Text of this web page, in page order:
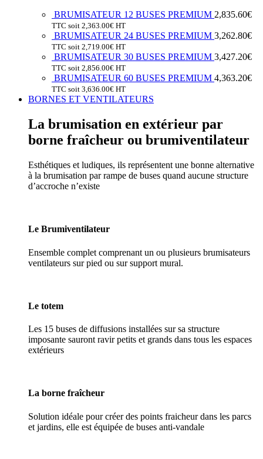
BRUMISATEUR 12 BUSES PREMIUM 2,835.60€
TTC soit 2,363.00€ HT
BRUMISATEUR 24 BUSES PREMIUM 3,262.80€
TTC soit 2,719.00€ HT
BRUMISATEUR 30 BUSES PREMIUM 3,427.20€
TTC soit 2,856.00€ HT
BRUMISATEUR 60 BUSES PREMIUM 4,363.20€
TTC soit 3,636.00€ HT
BORNES ET VENTILATEURS
La brumisation en extérieur par
borne fraîcheur ou brumiventilateur
Esthétiques et ludiques, ils représentent une bonne alternative
à la brumisation par rampe de buses quand aucune structure
d’accroche n’existe
Le Brumiventilateur
Ensemble complet comprenant un ou plusieurs brumisateurs
ventilateurs sur pied ou sur support mural.
Le totem
Les 15 buses de diffusions installées sur sa structure
imposante sauront ravir petits et grands dans tous les espaces
extérieurs
La borne fraîcheur
Solution idéale pour créer des points fraicheur dans les parcs
et jardins, elle est équipée de buses anti-vandale